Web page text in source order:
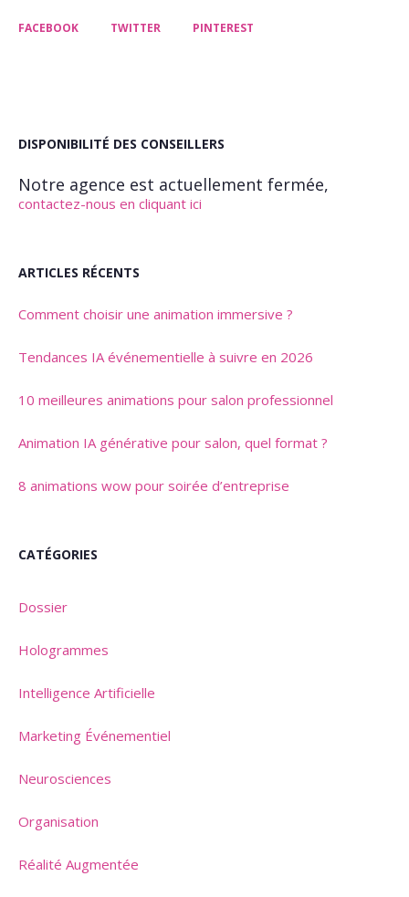
FACEBOOK TWITTER PINTEREST
DISPONIBILITÉ DES CONSEILLERS
Notre agence est actuellement fermée,
contactez-nous en cliquant ici
ARTICLES RÉCENTS
Comment choisir une animation immersive ?
Tendances IA événementielle à suivre en 2026
10 meilleures animations pour salon professionnel
Animation IA générative pour salon, quel format ?
8 animations wow pour soirée d’entreprise
CATÉGORIES
Dossier
Hologrammes
Intelligence Artificielle
Marketing Événementiel
Neurosciences
Organisation
Réalité Augmentée